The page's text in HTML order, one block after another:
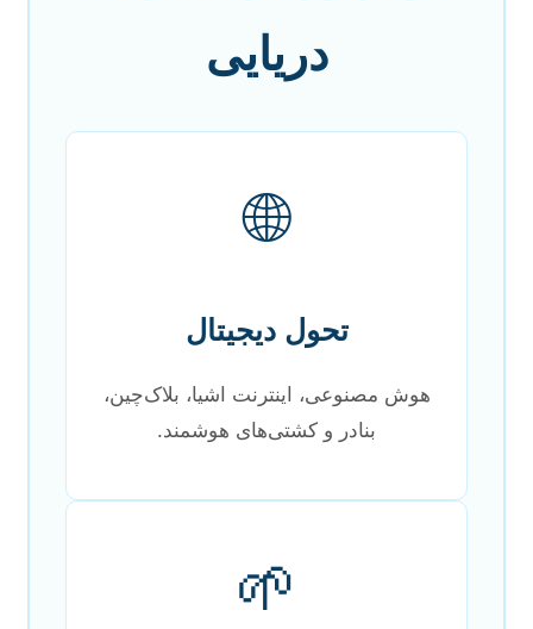
دریایی
🌐
تحول دیجیتال
هوش مصنوعی، اینترنت اشیا، بلاک‌چین،
بنادر و کشتی‌های هوشمند.
🌱